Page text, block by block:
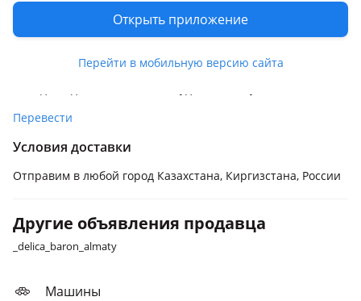
Открыть приложение
Перейти в мобильную версию сайта
Российскую Федерацию. Просьба звонить с 9 до 18 по
Алматы. Наш склад находится в городе Алматы по адресу
наличие и актуальную цену у продавца. Воскресенье
Перевести
Условия доставки
Отправим в любой город Казахстана, Киргизстана, России
Другие объявления продавца
_delica_baron_almaty
Машины